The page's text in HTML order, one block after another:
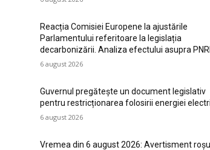
Reacția Comisiei Europene la ajustările
Parlamentului referitoare la legislația
decarbonizării. Analiza efectului asupra
6 august 2026
Guvernul pregătește un document legislativ
pentru restricționarea folosirii energiei
6 august 2026
Vremea din 6 august 2026: Avertisment